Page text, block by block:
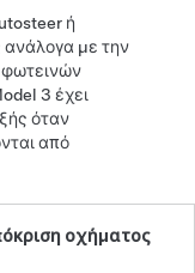
ή
ανάλογα με την
3 έχει
όταν
από
οχήματος